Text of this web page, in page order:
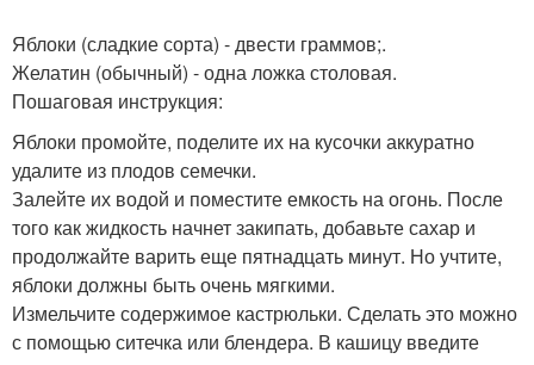
Яблоки (сладкие сорта) - двести граммов;.
Желатин (обычный) - одна ложка столовая.
Пошаговая инструкция:
Яблоки промойте, поделите их на кусочки аккуратно
удалите из плодов семечки.
Залейте их водой и поместите емкость на огонь. После
того как жидкость начнет закипать, добавьте сахар и
продолжайте варить еще пятнадцать минут. Но учтите,
яблоки должны быть очень мягкими.
Измельчите содержимое кастрюльки. Сделать это можно
с помощью ситечка или блендера. В кашицу введите